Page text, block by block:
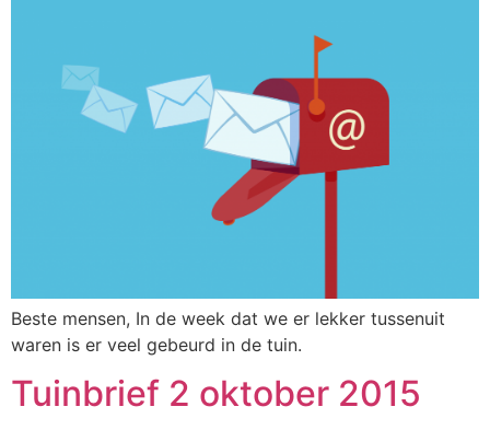
Beste mensen, In de week dat we er lekker tussenuit
waren is er veel gebeurd in de tuin.
Tuinbrief 2 oktober 2015